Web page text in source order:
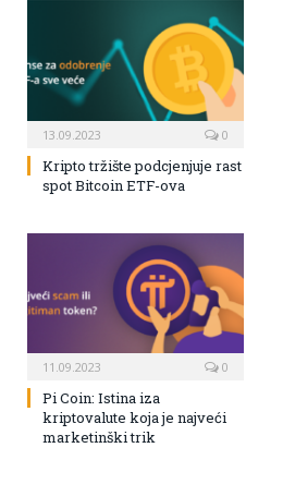
13.09.2023 0
Kripto tržište podcjenjuje rast
spot Bitcoin ETF-ova
11.09.2023 0
Pi Coin: Istina iza
kriptovalute koja je najveći
marketinški trik